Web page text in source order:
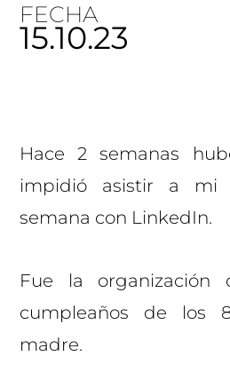
FECHA
15.10.23
Hace 2 semanas
impidió asistir a
semana con LinkedIn.
Fue la
cumpleaños de los
madre.